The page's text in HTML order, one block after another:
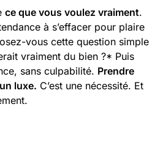
ce que vous voulez vraiment.
à s’effacer pour plaire
vous cette question simple
vraiment du bien ?* Puis
sans culpabilité. Prendre
luxe. C’est une nécessité. Et